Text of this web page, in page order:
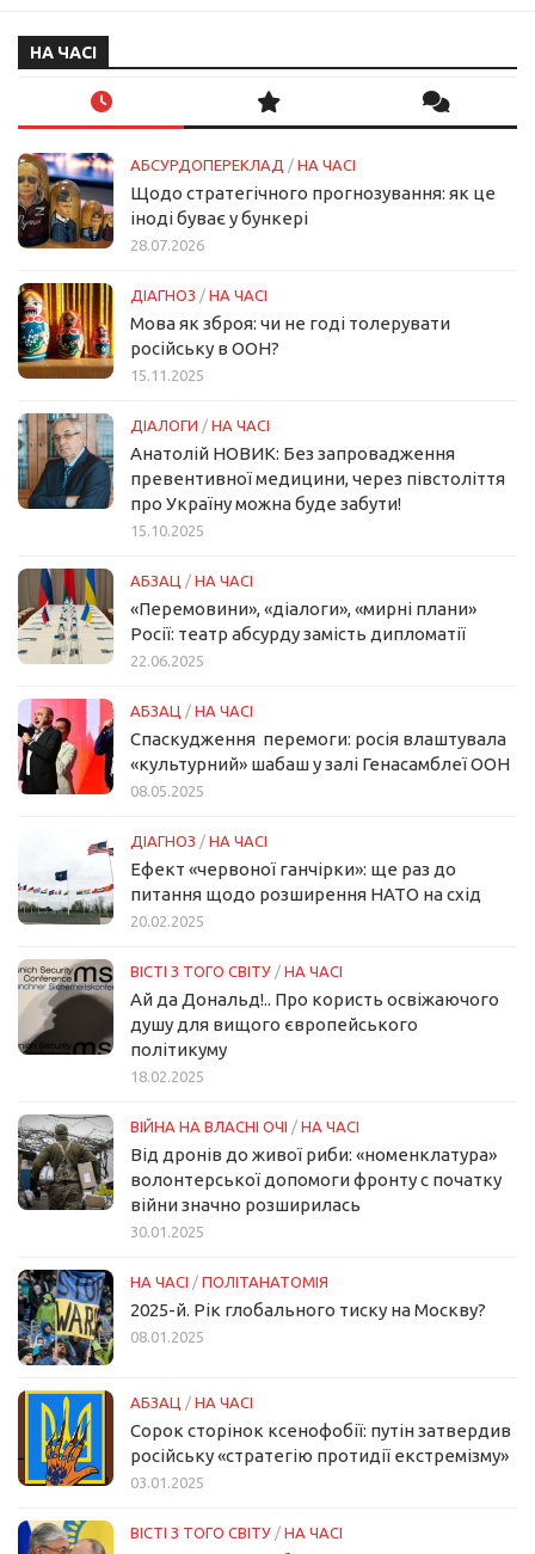
НА ЧАСІ
АБСУРДОПЕРЕКЛАД / НА ЧАСІ
Щодо стратегічного прогнозування: як це
іноді буває у бункері
28.07.2026
ДІАГНОЗ / НА ЧАСІ
Мова як зброя: чи не годі толерувати
російську в ООН?
15.11.2025
ДІАЛОГИ / НА ЧАСІ
Анатолій НОВИК: Без запровадження
превентивної медицини, через півстоліття
про Україну можна буде забути!
15.10.2025
АБЗАЦ / НА ЧАСІ
«Перемовини», «діалоги», «мирні плани»
Росії: театр абсурду замість дипломатії
22.06.2025
АБЗАЦ / НА ЧАСІ
Спаскудження перемоги: росія влаштувала
«культурний» шабаш у залі Генасамблеї ООН
08.05.2025
ДІАГНОЗ / НА ЧАСІ
Ефект «червоної ганчірки»: ще раз до
питання щодо розширення НАТО на схід
20.02.2025
ВІСТІ З ТОГО СВІТУ / НА ЧАСІ
Ай да Дональд!.. Про користь освіжаючого
душу для вищого європейського
політикуму
18.02.2025
ВІЙНА НА ВЛАСНІ ОЧІ / НА ЧАСІ
Від дронів до живої риби: «номенклатура»
волонтерської допомоги фронту с початку
війни значно розширилась
30.01.2025
НА ЧАСІ / ПОЛІТАНАТОМІЯ
2025-й. Рік глобального тиску на Москву?
08.01.2025
АБЗАЦ / НА ЧАСІ
Сорок сторінок ксенофобії: путін затвердив
російську «стратегію протидії екстремізму»
03.01.2025
ВІСТІ З ТОГО СВІТУ / НА ЧАСІ